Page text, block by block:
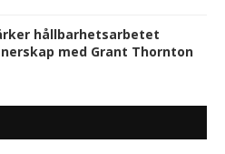
hållbarhetsarbetet
med Grant Thornton